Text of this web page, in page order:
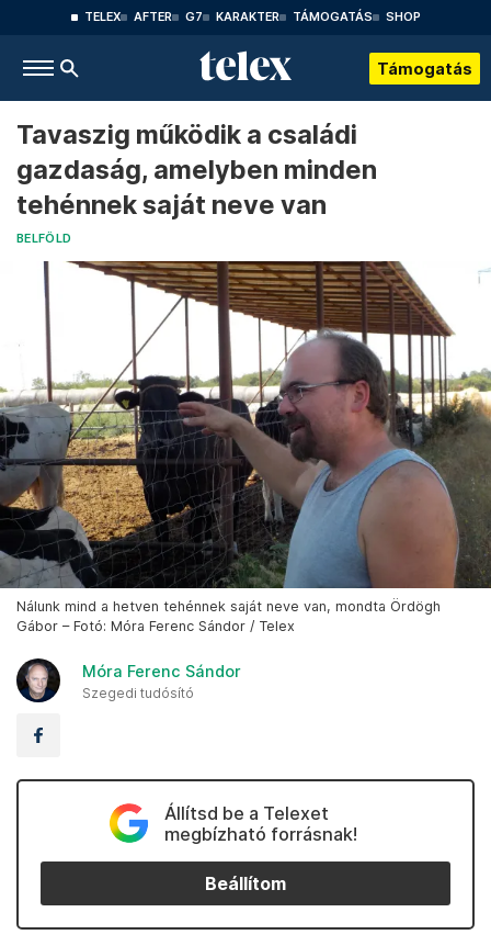
TELEX AFTER G7 KARAKTER TÁMOGATÁS SHOP
Támogatás
Tavaszig működik a családi
gazdaság, amelyben minden
tehénnek saját neve van
BELFÖLD
Nálunk mind a hetven tehénnek saját neve van, mondta Ördögh
Gábor – Fotó: Móra Ferenc Sándor / Telex
Móra Ferenc Sándor
Szegedi tudósító
Állítsd be a Telexet
megbízható forrásnak!
Beállítom